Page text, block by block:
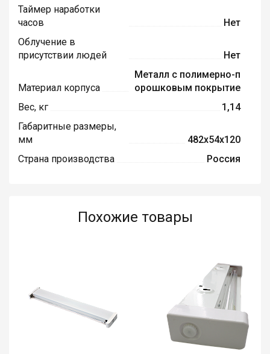
Таймер наработки
часов
Нет
Облучение в
присутствии людей
Нет
Материал корпуса
Металл с полимерно-п
орошковым покрытие
Вес, кг
1,14
Габаритные размеры,
мм
482х54х120
Страна производства
Россия
Похожие товары